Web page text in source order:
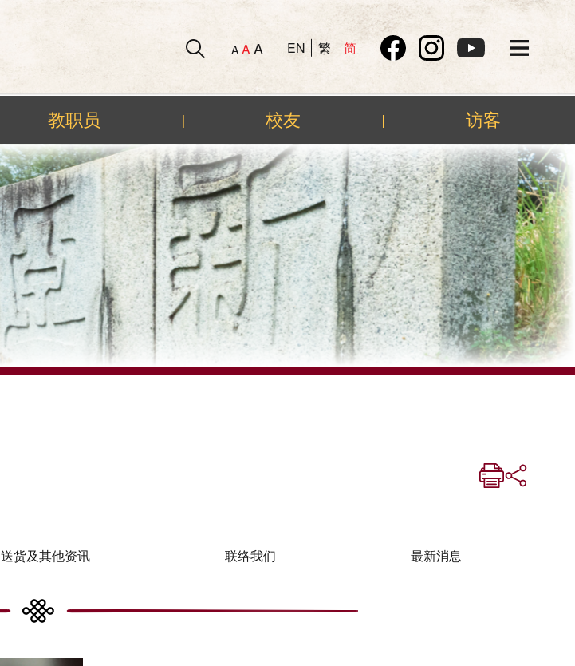
A AA EN 繁 简
教职员 | 校友 | 访客
送货及其他资讯 联络我们 最新消息